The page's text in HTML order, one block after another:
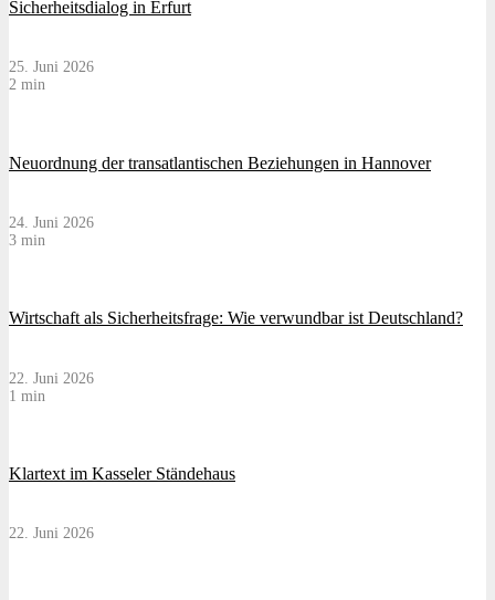
Sicherheitsdialog in Erfurt
25. Juni 2026
2 min
Neuordnung der transatlantischen Beziehungen in Hannover
24. Juni 2026
3 min
Wirtschaft als Sicherheitsfrage: Wie verwundbar ist Deutschland?
22. Juni 2026
1 min
Klartext im Kasseler Ständehaus
22. Juni 2026